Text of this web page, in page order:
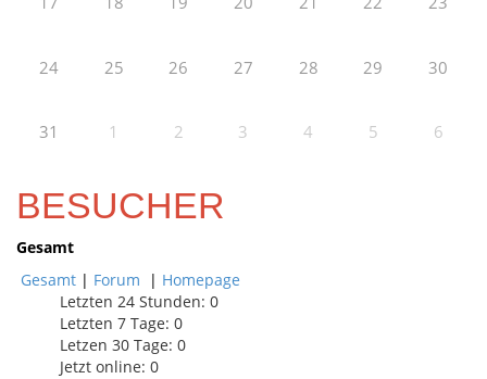
24 25 26 27 28 29 30
31 1 2 3 4 5 6
BESUCHER
Gesamt
Gesamt | Forum | Homepage
Letzten 24 Stunden: 0
Letzten 7 Tage: 0
Letzen 30 Tage: 0
Jetzt online: 0